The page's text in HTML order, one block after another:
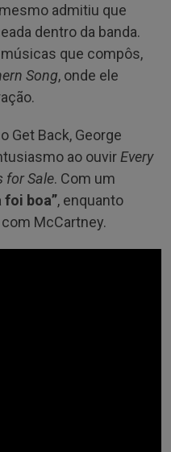
admitiu que
dentro da banda.
que compôs,
Song, onde ele
Get Back, George
ao ouvir Every
for Sale. Com um
foi boa”, enquanto
McCartney.